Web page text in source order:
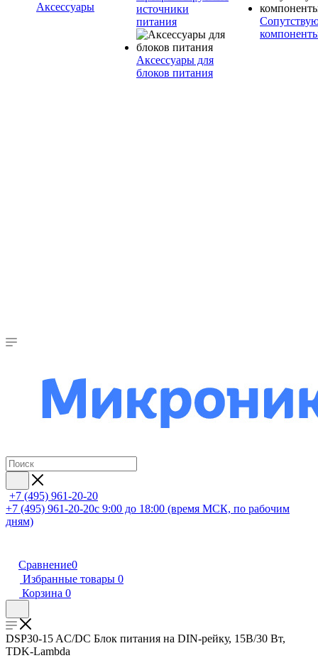
Аксессуары
источники
питания
Аксессуары для
блоков питания
+7 (495) 961-20-20
+7 (495) 961-20-20с 9:00 до 18:00 (время МСК, по рабочим
дням)
Сравнение0
Избранные товары 0
Корзина 0
DSP30-15 AC/DC Блок питания на DIN-рейку, 15В/30 Вт,
TDK-Lambda